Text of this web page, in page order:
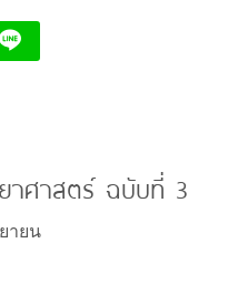
าศาสตร์ ฉบับที่ 3
ายน